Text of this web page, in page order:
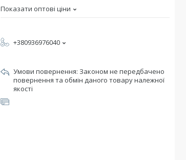
Показати оптові ціни
+380936976040
Законом не передбачено
повернення та обмін даного товару належної
якості